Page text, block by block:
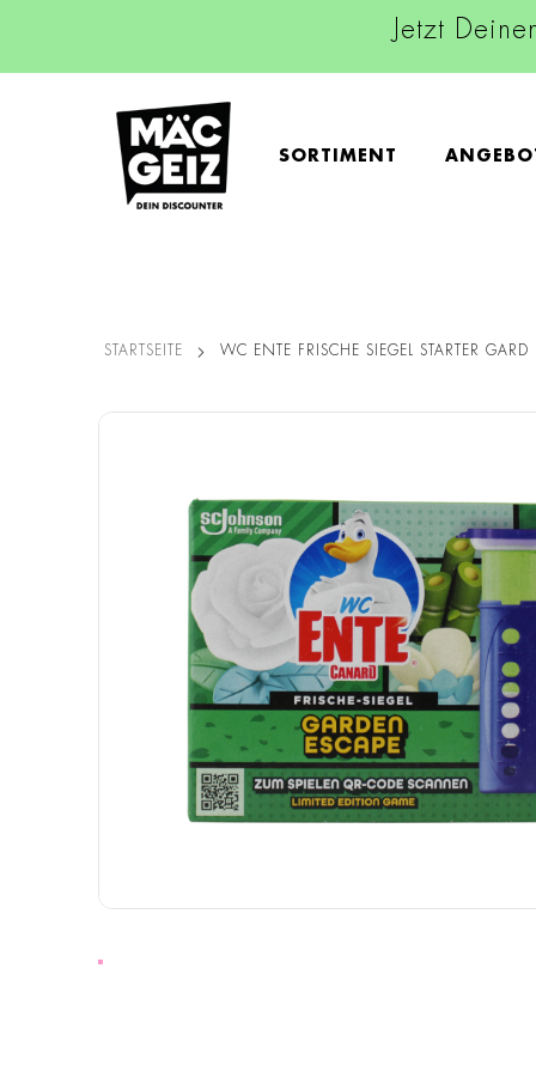
Jetzt
SORTIMENT
STARTSEITE WC ENTE FRISCHE SIEGEL STARTER GARD
Zum